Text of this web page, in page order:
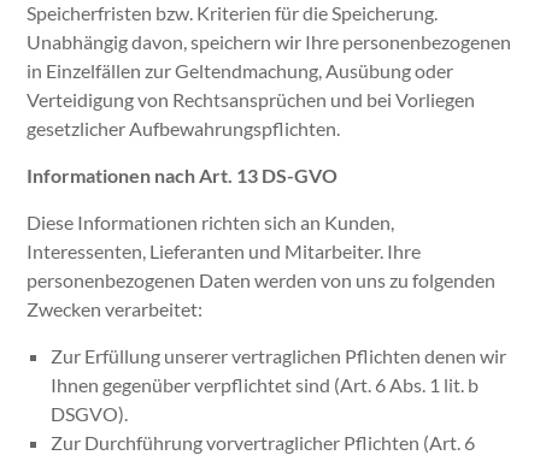
Speicherfristen bzw. Kriterien für die Speicherung.
Unabhängig davon, speichern wir Ihre personenbezogenen
in Einzelfällen zur Geltendmachung, Ausübung oder
Verteidigung von Rechtsansprüchen und bei Vorliegen
gesetzlicher Aufbewahrungspflichten.
Informationen nach Art. 13 DS-GVO
Diese Informationen richten sich an Kunden,
Interessenten, Lieferanten und Mitarbeiter. Ihre
personenbezogenen Daten werden von uns zu folgenden
Zwecken verarbeitet:
Zur Erfüllung unserer vertraglichen Pflichten denen wir
Ihnen gegenüber verpflichtet sind (Art. 6 Abs. 1 lit. b
DSGVO).
Zur Durchführung vorvertraglicher Pflichten (Art. 6